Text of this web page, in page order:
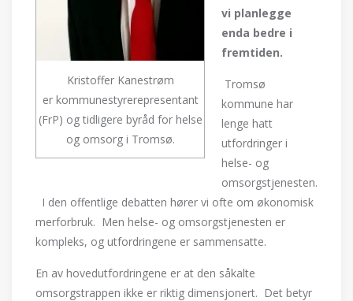
Kristoffer Kanestrøm
er kommunestyrerepresentant
(FrP) og tidligere byråd for helse
og omsorg i Tromsø.
vi planlegge
enda bedre i
fremtiden.
Tromsø
kommune har
lenge hatt
utfordringer i
helse- og
omsorgstjenesten.
I den offentlige debatten hører vi ofte om økonomisk
merforbruk. Men helse- og omsorgstjenesten er
kompleks, og utfordringene er sammensatte.
En av hovedutfordringene er at den såkalte
omsorgstrappen ikke er riktig dimensjonert. Det betyr